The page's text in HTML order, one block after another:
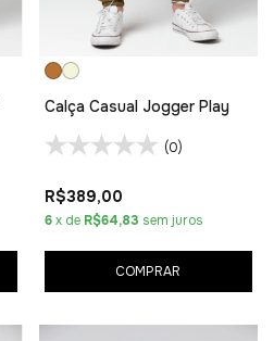
Calça Casual Jogger Play
(0)
R$389,00
6 x de R$64,83 sem juros
COMPRAR